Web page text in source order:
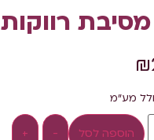
מסיבת רווקות 20 בנות
₪
מע"מ
-
+ הוספה לסל